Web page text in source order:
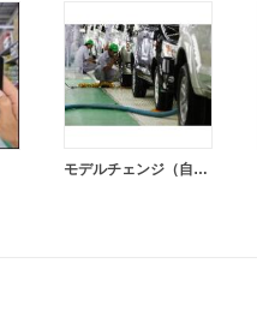
モデルチェンジ（自動車）